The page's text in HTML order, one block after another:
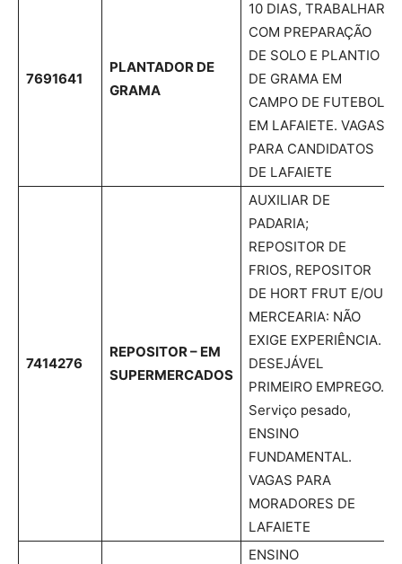
7691641
PLANTADOR DE
GRAMA
10 DIAS, TRABALHAR
COM PREPARAÇÃO
DE SOLO E PLANTIO
DE GRAMA EM
CAMPO DE FUTEBOL
EM LAFAIETE. VAGAS
PARA CANDIDATOS
DE LAFAIETE
7414276
REPOSITOR – EM
SUPERMERCADOS
AUXILIAR DE
PADARIA;
REPOSITOR DE
FRIOS, REPOSITOR
DE HORT FRUT E/OU
MERCEARIA: NÃO
EXIGE EXPERIÊNCIA.
DESEJÁVEL
PRIMEIRO EMPREGO.
Serviço pesado,
ENSINO
FUNDAMENTAL.
VAGAS PARA
MORADORES DE
LAFAIETE
ENSINO